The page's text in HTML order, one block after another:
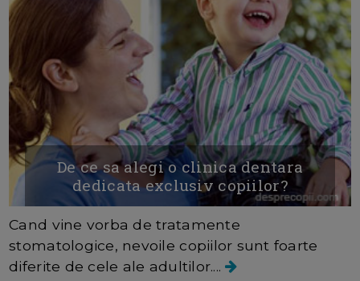
De ce sa alegi o clinica dentara
dedicata exclusiv copiilor?
Cand vine vorba de tratamente
stomatologice, nevoile copiilor sunt foarte
diferite de cele ale adultilor....